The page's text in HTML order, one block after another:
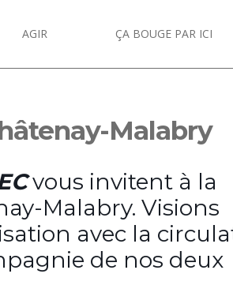
AGIR ÇA BOUGE PAR ICI
Malabry
vous invitent à la
Malabry. Visions
avec la
de nos deux